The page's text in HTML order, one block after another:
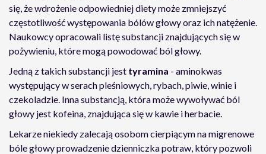
się, że wdrożenie odpowiedniej diety może zmniejszyć
częstotliwość występowania bólów głowy oraz ich natężenie.
Naukowcy opracowali listę substancji znajdujących się w
pożywieniu, które mogą powodować ból głowy.
Jedną z takich substancji jest tyramina - aminokwas
występujący w serach pleśniowych, rybach, piwie, winie i
czekoladzie. Inna substancją, która może wywoływać ból
głowy jest kofeina, znajdująca się w kawie i herbacie.
Lekarze niekiedy zalecają osobom cierpiącym na migrenowe
bóle głowy prowadzenie dzienniczka potraw, który pozwoli